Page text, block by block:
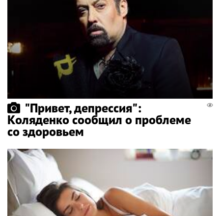
"Привет, депрессия":
Коляденко сообщил о проблеме
со здоровьем